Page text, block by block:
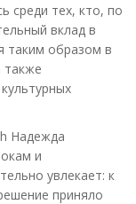
среди тех, кто, по
вклад в
таким образом в
также
Надежда
и
увлекает: к
приняло